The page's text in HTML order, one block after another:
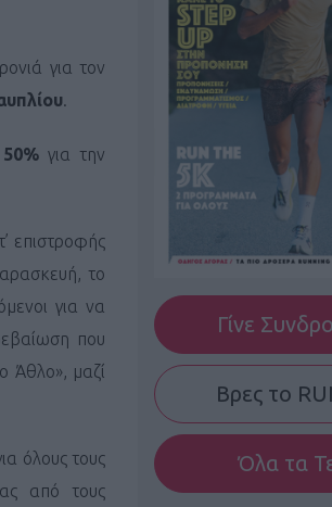
για τον
.
50% για την
επιστροφής
το
για να
που
Άθλο», μαζί
όλους τους
από τους
Γίνε
Βρες το
Όλα τα